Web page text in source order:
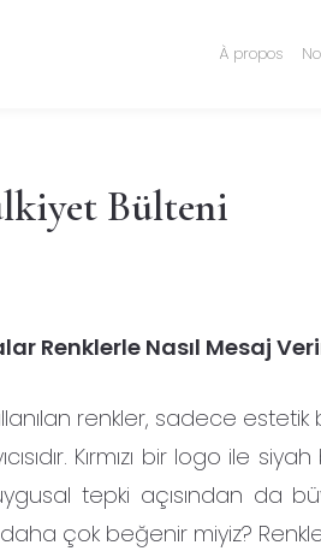
À propos
Bülteni
Renklerle Nasıl Mesaj
renkler, sadece
Kırmızı bir logo ile
tepki açısından da
çok beğenir miyiz?